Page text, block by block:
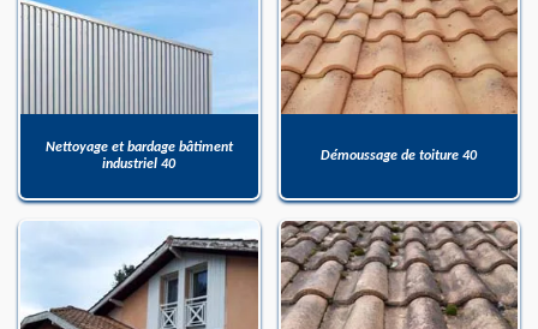
Nettoyage et bardage bâtiment
industriel 40
Démoussage de toiture 40